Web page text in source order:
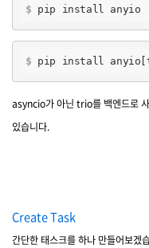
$ pip install anyio
$ pip install
asyncio가 아닌 trio를 백엔드로
있습니다.
Create Task
간단한 태스크를 하나 만들어보겠